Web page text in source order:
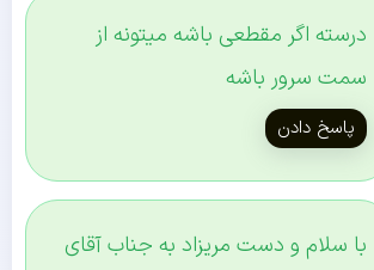
درسته اگر مقطعی باشه میتونه از
سمت سرور باشه
پاسخ دادن
با سلام و دست مریزاد به جناب آقای